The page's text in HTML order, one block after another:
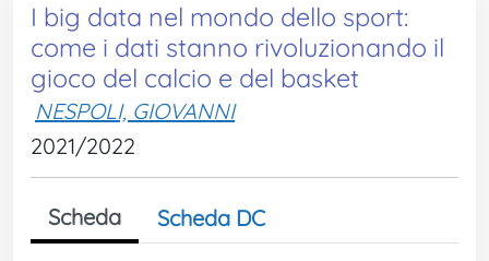
I big data nel mondo dello sport:
come i dati stanno rivoluzionando il
gioco del calcio e del basket
NESPOLI, GIOVANNI
2021/2022
Scheda Scheda DC